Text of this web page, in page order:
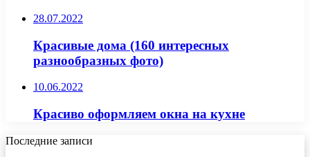
28.07.2022
Красивые дома (160 интересных
разнообразных фото)
10.06.2022
Красиво оформляем окна на кухне
Последние записи